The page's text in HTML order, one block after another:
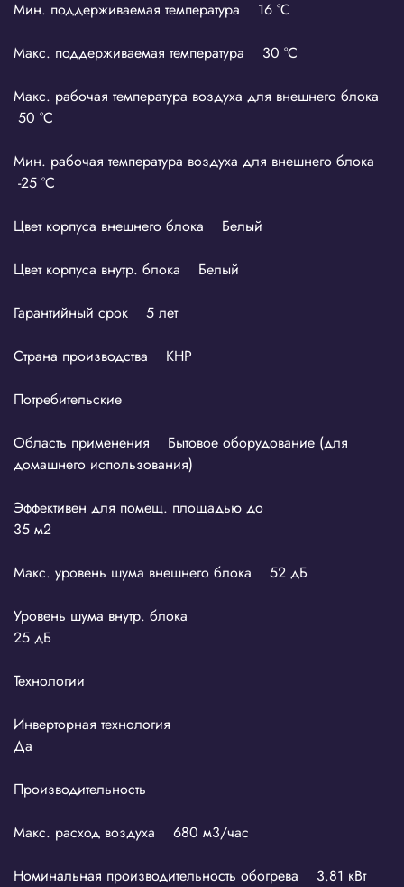
Мин. поддерживаемая температура 16 °С
Макс. поддерживаемая температура 30 °С
Макс. рабочая температура воздуха для внешнего блока
50 °С
Мин. рабочая температура воздуха для внешнего блока
-25 °С
Цвет корпуса внешнего блока Белый
Цвет корпуса внутр. блока Белый
Гарантийный срок 5 лет
Страна производства КНР
Потребительские
Область применения Бытовое оборудование (для
домашнего использования)
Эффективен для помещ. площадью до
35 м2
Макс. уровень шума внешнего блока 52 дБ
Уровень шума внутр. блока
25 дБ
Технологии
Инверторная технология
Да
Производительность
Макс. расход воздуха 680 м3/час
Номинальная производительность обогрева 3.81 кВт